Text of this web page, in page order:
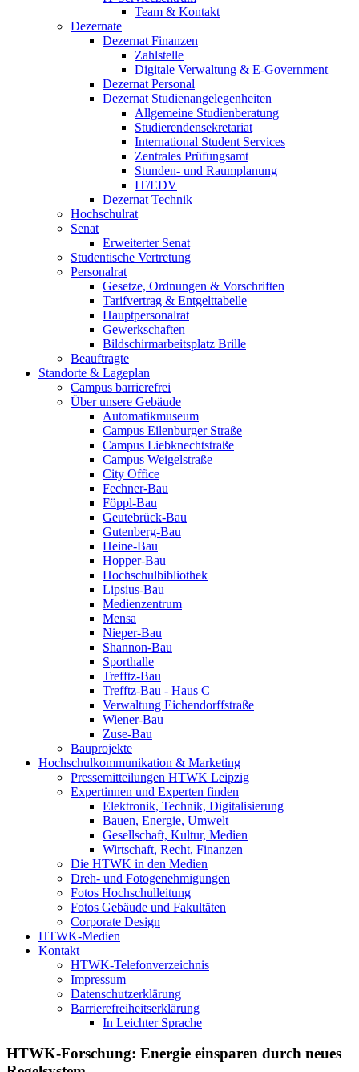
Team & Kontakt
Dezernate
Dezernat Finanzen
Zahlstelle
Digitale Verwaltung & E-Government
Dezernat Personal
Dezernat Studienangelegenheiten
Allgemeine Studienberatung
Studierendensekretariat
International Student Services
Zentrales Prüfungsamt
Stunden- und Raumplanung
IT/EDV
Dezernat Technik
Hochschulrat
Senat
Erweiterter Senat
Studentische Vertretung
Personalrat
Gesetze, Ordnungen & Vorschriften
Tarifvertrag & Entgelttabelle
Hauptpersonalrat
Gewerkschaften
Bildschirmarbeitsplatz Brille
Beauftragte
Standorte & Lageplan
Campus barrierefrei
Über unsere Gebäude
Automatikmuseum
Campus Eilenburger Straße
Campus Liebknechtstraße
Campus Weigelstraße
City Office
Fechner-Bau
Föppl-Bau
Geutebrück-Bau
Gutenberg-Bau
Heine-Bau
Hopper-Bau
Hochschulbibliothek
Lipsius-Bau
Medienzentrum
Mensa
Nieper-Bau
Shannon-Bau
Sporthalle
Trefftz-Bau
Trefftz-Bau - Haus C
Verwaltung Eichendorffstraße
Wiener-Bau
Zuse-Bau
Bauprojekte
Hochschulkommunikation & Marketing
Pressemitteilungen HTWK Leipzig
Expertinnen und Experten finden
Elektronik, Technik, Digitalisierung
Bauen, Energie, Umwelt
Gesellschaft, Kultur, Medien
Wirtschaft, Recht, Finanzen
Die HTWK in den Medien
Dreh- und Fotogenehmigungen
Fotos Hochschulleitung
Fotos Gebäude und Fakultäten
Corporate Design
HTWK-Medien
Kontakt
HTWK-Telefonverzeichnis
Impressum
Datenschutzerklärung
Barrierefreiheitserklärung
In Leichter Sprache
HTWK-Forschung: Energie einsparen durch neues